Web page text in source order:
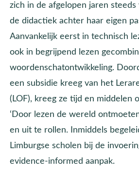
zich in de afgelopen jaren
de didactiek achter haar eigen
Aanvankelijk eerst in technisch
ook in begrijpend lezen
woordenschatontwikkeling.
een subsidie kreeg van het
(LOF), kreeg ze tijd en middelen
‘Door lezen de wereld
en uit te rollen. Inmiddels
Limburgse scholen bij de
evidence-informed aanpak.